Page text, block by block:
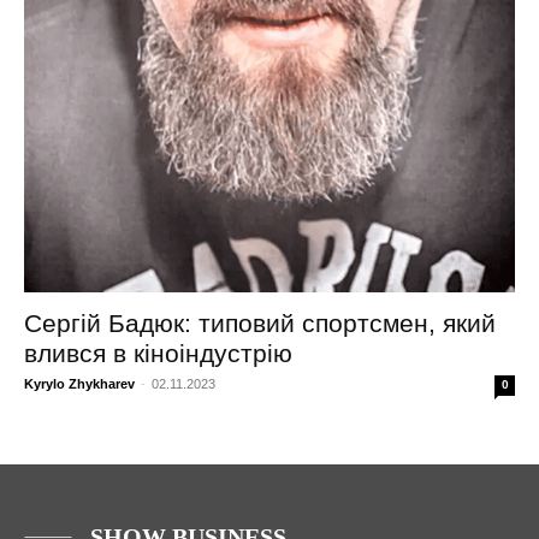
Сергій Бадюк: типовий спортсмен, який
влився в кіноіндустрію
Kyrylo Zhykharev - 02.11.2023 0